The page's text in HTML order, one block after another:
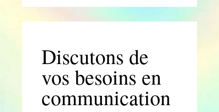
Discutons de
vos besoins en
communication